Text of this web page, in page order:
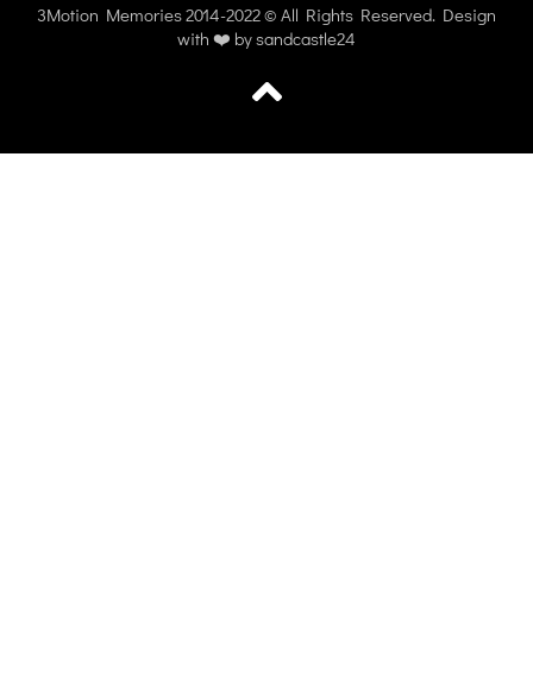
3Motion Memories 2014-2022 © All Rights Reserved. Design
with ❤️ bysandcastle24